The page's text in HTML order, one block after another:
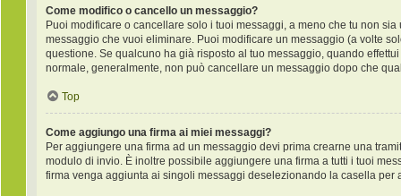
Come modifico o cancello un messaggio?
Puoi modificare o cancellare solo i tuoi messaggi, a meno che tu non
messaggio che vuoi eliminare. Puoi modificare un messaggio (a volte
questione. Se qualcuno ha già risposto al tuo messaggio, quando
normale, generalmente, non può cancellare un messaggio dopo che
Top
Come aggiungo una firma ai miei messaggi?
Per aggiungere una firma ad un messaggio devi prima crearne una
modulo di invio. È inoltre possibile aggiungere una firma a tutti i tuoi
firma venga aggiunta ai singoli messaggi deselezionando la casella per